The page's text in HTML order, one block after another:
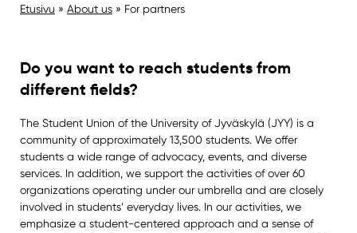
Etusivu » About us» For partners
Do you want to reach students from
different fields?
The Student Union of the University of Jyväskylä (JYY) is a
community of approximately 13,500 students. We offer
students a wide range of advocacy, events, and diverse
services. In addition, we support the activities of over 60
organizations operating under our umbrella and are closely
involved in students’ everyday lives. In our activities, we
emphasize a student-centered approach and a sense of